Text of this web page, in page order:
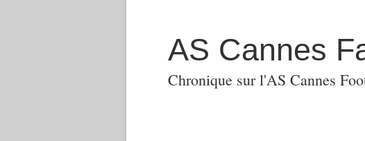
AS Cannes
Chronique sur l'AS Cannes